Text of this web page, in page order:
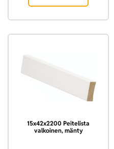
15x42x2200 Peitelista
valkoinen, mänty